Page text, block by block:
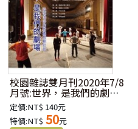
校園雜誌雙月刊2020年7/8
月號:世界，是我們的劇場-
-從范浩沙的教義戲劇談起
定價:NT$ 140元
特價:NT$ 50元